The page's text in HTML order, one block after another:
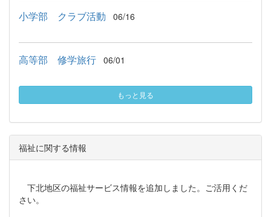
小学部 クラブ活動 06/16
高等部 修学旅行 06/01
もっと見る
福祉に関する情報
下北地区の福祉サービス情報を追加しました。ご活用くだ
さい。